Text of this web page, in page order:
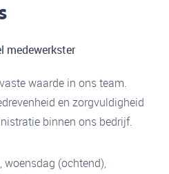
medewerkster
waarde in ons team.
en zorgvuldigheid
binnen ons bedrijf.
(ochtend),